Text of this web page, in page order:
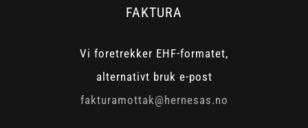
FAKTURA
Vi foretrekker EHF-formatet,
alternativt bruk e-post
fakturamottak@hernesas.no